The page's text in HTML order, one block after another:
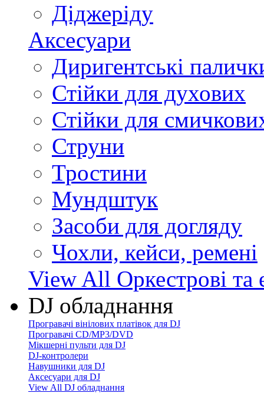
Діджеріду
Аксесуари
Диригентські
Стійки для духових
Стійки для
Струни
Тростини
Мундштук
Засоби для догляду
Чохли, кейси, ремені
View All Оркестрові та
DJ обладнання
Програвачі вінілових платівок для DJ
Програвачі CD/MP3/DVD
Мікшерні пульти для DJ
DJ-контролери
Навушники для DJ
Аксесуари для DJ
View All DJ обладнання